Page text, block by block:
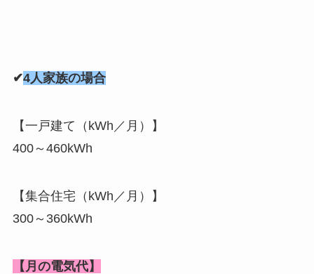
✔4人家族の場合
【一戸建て（kWh／月）】
400～460kWh
【集合住宅（kWh／月）】
300～360kWh
【月の電気代】